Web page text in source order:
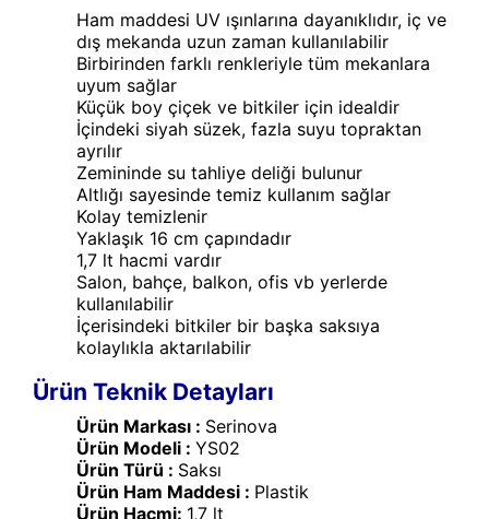
Ham maddesi UV ışınlarına dayanıklıdır, iç ve
dış mekanda uzun zaman kullanılabilir
Birbirinden farklı renkleriyle tüm mekanlara
uyum sağlar
Küçük boy çiçek ve bitkiler için idealdir
İçindeki siyah süzek, fazla suyu topraktan
ayrılır
Zemininde su tahliye deliği bulunur
Altlığı sayesinde temiz kullanım sağlar
Kolay temizlenir
Yaklaşık 16 cm çapındadır
1,7 lt hacmi vardır
Salon, bahçe, balkon, ofis vb yerlerde
kullanılabilir
İçerisindeki bitkiler bir başka saksıya
kolaylıkla aktarılabilir
Ürün Teknik Detayları
Ürün Markası : Serinova
Ürün Modeli : YS02
Ürün Türü : Saksı
Ürün Ham Maddesi : Plastik
Ürün Hacmi: 1,7 lt